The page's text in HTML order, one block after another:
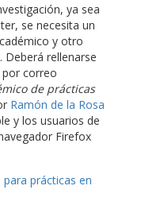
ya sea
se necesita un
y otro
rellenarse
correo
de prácticas
Ramón de la Rosa
y los usuarios de
Firefox
prácticas en